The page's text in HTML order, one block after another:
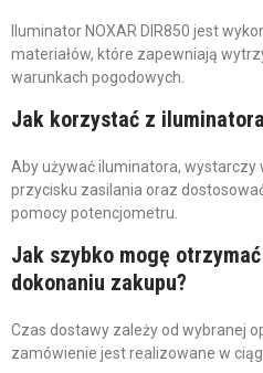
Iluminator NOXAR DIR850 jest
materiałów, które zapewniają
warunkach pogodowych.
Jak korzystać z iluminatora
Aby używać iluminatora, wystarczy
przycisku zasilania oraz
pomocy potencjometru.
Jak szybko mogę
dokonaniu zakupu?
Czas dostawy zależy od wybranej
zamówienie jest realizowane w